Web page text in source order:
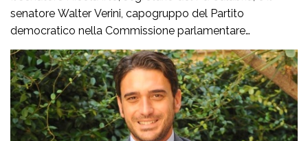
senatore Walter Verini, capogruppo del Partito
democratico nella Commissione parlamentare
Antimafia, hanno fatto visita a Patrizia Rodi Morabito,
imprenditrice agricola di Rosarno (Rc) la cui azienda è
stata più volte colpita da incendi, furti e danneggiamenti.
L’ultimo grave episodio si è verificato nei giorni scorsi […]